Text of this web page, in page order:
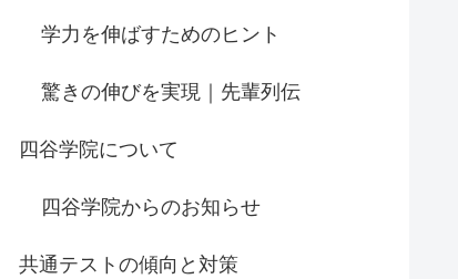
学力を伸ばすためのヒント
驚きの伸びを実現｜先輩列伝
四谷学院について
四谷学院からのお知らせ
共通テストの傾向と対策